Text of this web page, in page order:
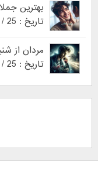
بهترین
تاریخ : 25 / اردیبهشت / 1403
مردان از
تاریخ : 25 / اردیبهشت / 1403